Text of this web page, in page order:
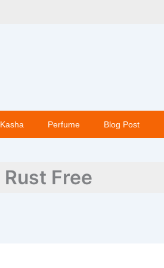
Kasha Perfume Blog Post
Rust Free